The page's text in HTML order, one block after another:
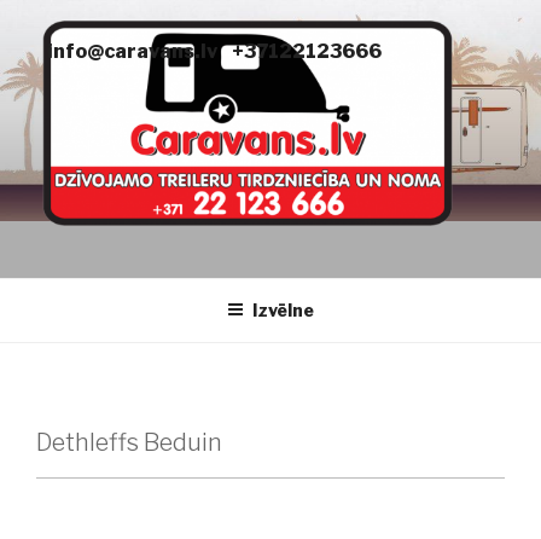
saturu
Izvēlne
Dethleffs Beduin
info@caravans.lv +37122123666